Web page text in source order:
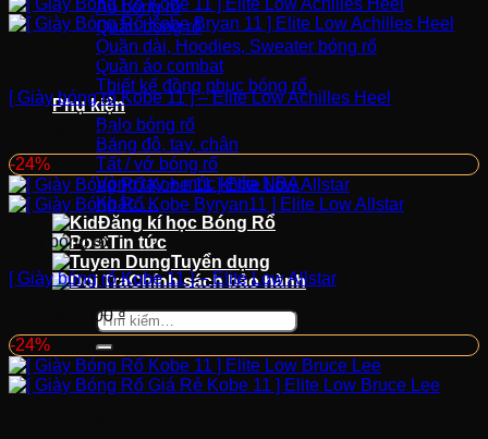
Áo bóng rổ
Quần bóng rổ
Quần dài, Hoodies, Sweater bóng rổ
Quần áo combat
Thiết kế đồng phục bóng rổ
Phụ kiện
Balo bóng rổ
Băng đô, tay, chân
Tất / vớ bóng rổ
Vòng tay + móc khóa NBA
Khác …
Đăng kí học Bóng Rổ
Tin tức
Tuyển dụng
Chính sách bảo hành
Tìm
kiếm:
Giày bóng rổ
[ Giày bóng rổ Kobe 11 ] – Elite Low Achilles Heel
960.000₫
-24%
Giày bóng rổ
[ Giày bóng rổ Kobe 11 ] – Elite Low Allstar
960.000₫
-24%